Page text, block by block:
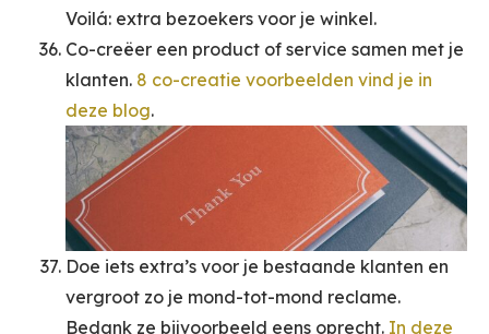
Voilá: extra bezoekers voor je winkel.
Co-creëer een product of service samen met je
klanten. 8 co-creatie voorbeelden vind je in
deze blog.
Doe iets extra’s voor je bestaande klanten en
vergroot zo je mond-tot-mond reclame.
Bedank ze bijvoorbeeld eens oprecht. In deze